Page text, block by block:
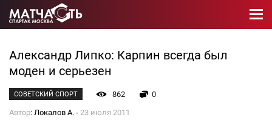
Александр Липко: Карпин всегда был
моден и серьезен
СОВЕТСКИЙ СПОРТ 862
0
Автор: Локалов А. - 23 июля 2011